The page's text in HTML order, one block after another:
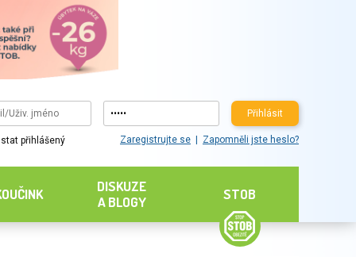
Přihlásit
přihlášený Zaregistrujte se Zapomněli jste heslo?
DISKUZE
A BLOGY
STOB